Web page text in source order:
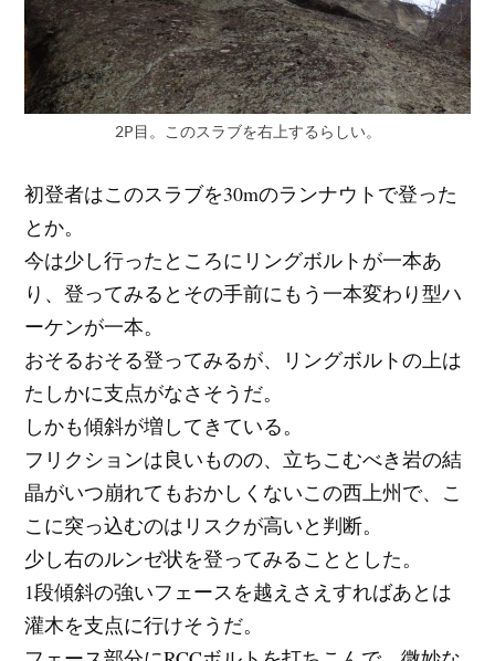
2P目。このスラブを右上するらしい。
初登者はこのスラブを30mのランナウトで登った
とか。
今は少し行ったところにリングボルトが一本あ
り、登ってみるとその手前にもう一本変わり型ハ
ーケンが一本。
おそるおそる登ってみるが、リングボルトの上は
たしかに支点がなさそうだ。
しかも傾斜が増してきている。
フリクションは良いものの、立ちこむべき岩の結
晶がいつ崩れてもおかしくないこの西上州で、こ
こに突っ込むのはリスクが高いと判断。
少し右のルンゼ状を登ってみることとした。
1段傾斜の強いフェースを越えさえすればあとは
灌木を支点に行けそうだ。